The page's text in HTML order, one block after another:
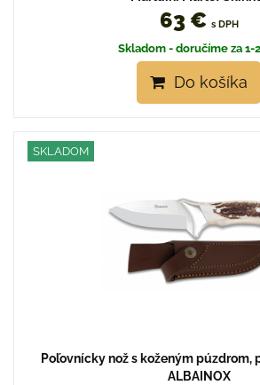
63 € s DPH
Skladom - doručíme za 1-
Do košíka
SKLADOM
Poľovnícky nož s koženým púzdrom,
ALBAINOX